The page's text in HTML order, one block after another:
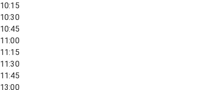
10:15
10:30
10:45
11:00
11:15
11:30
11:45
13:00